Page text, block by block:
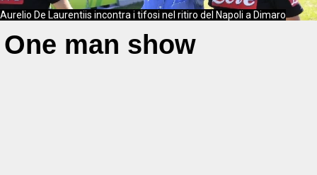
Aurelio De Laurentiis incontra i tifosi nel ritiro del Napoli a Dimaro
One man show